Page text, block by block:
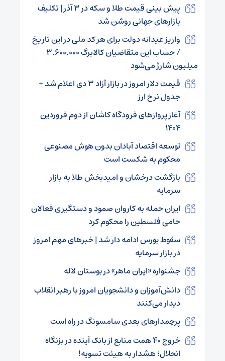
پیش بینی قیمت طلا و سکه در ۳ آذر | تکلیف
بازارهای جهانی روشن شد
واریز عیدانه دولت برای هر کد ملی در این تاریخ
/ حساب این متقاضیان کالابرگ ۳.۶۰۰.۰۰۰
میلیون شارژ می‌شود
قیمت دلار امروز در بازار آزاد ۳ دی اعلام شد +
جدول نرخ ارز
آغاز پروازهای فرودگاه کاشان از دوم فروردین
۱۴۰۴
توسعه اقتصاد آبادان بدون هوش مصنوعی
محکوم به شکست است
بازگشت درخشان و امیدبخش طلا به بازار
سرمایه
ایران حمله به کاروان صمود و دستگیری فعالان
حامی فلسطین را محکوم کرد
سقوط بورس ادامه دار شد | خبرهای مهم امروز
در بازار سرمایه
جشنواره «ایران ماهر» در بوستان لاله
دانش‌آموزان و دانشجویان امروز با رهبر انقلاب
دیدار می‌کنند
پرچمدارهای بعدی سامسونگ در راه است
خروج ۴۰ همت منابع از بانک آینده در بزنگاه
انحلال؛ هشدار به هیئت تسویه!